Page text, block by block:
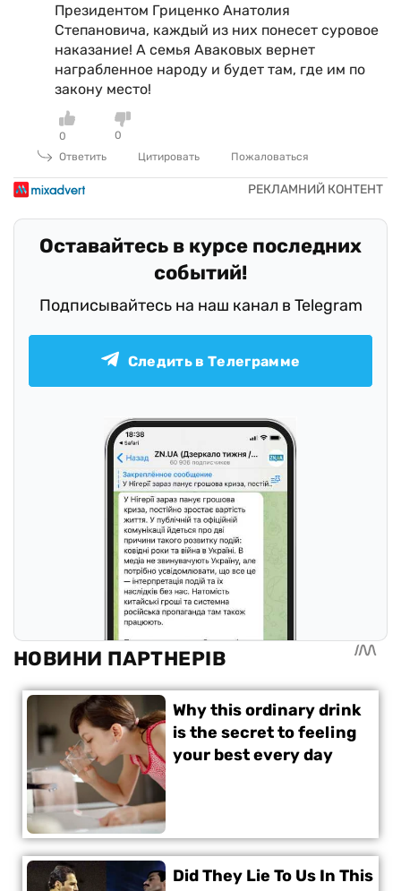
Президентом Гриценко Анатолия
Степановича, каждый из них понесет суровое
наказание! А семья Аваковых вернет
награбленное народу и будет там, где им по
закону место!
0
0
Ответить
Цитировать Пожаловаться
Оставайтесь в курсе последних
событий!
Подписывайтесь на наш канал в Telegram
Следить в Телеграмме